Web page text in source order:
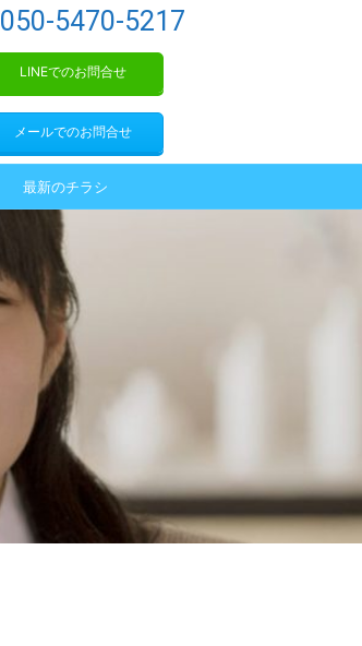
050-5470-5217
LINEでのお問合せ
メールでのお問合せ
最新のチラシ